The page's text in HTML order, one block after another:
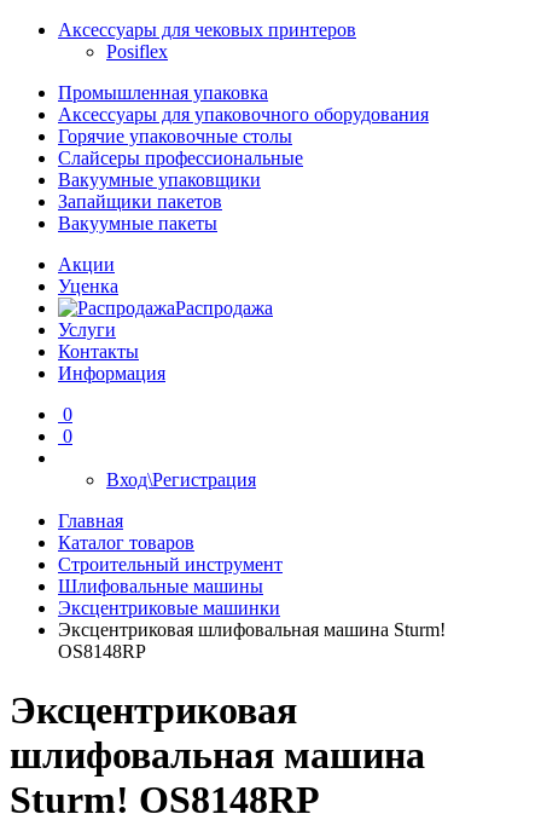
Аксессуары для чековых принтеров
Posiflex
Промышленная упаковка
Аксессуары для упаковочного оборудования
Горячие упаковочные столы
Слайсеры профессиональные
Вакуумные упаковщики
Запайщики пакетов
Вакуумные пакеты
Акции
Уценка
Распродажа
Услуги
Контакты
Информация
0
0
Вход\Регистрация
Главная
Каталог товаров
Строительный инструмент
Шлифовальные машины
Эксцентриковые машинки
Эксцентриковая шлифовальная машина Sturm!
OS8148RP
Эксцентриковая
шлифовальная машина
Sturm! OS8148RP